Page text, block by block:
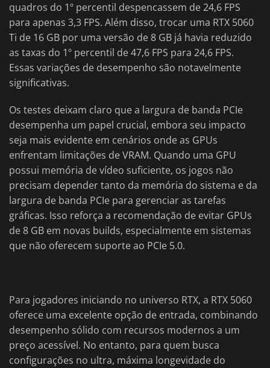
quadros do 1º percentil despencassem de 24,6 FPS
para apenas 3,3 FPS. Além disso, trocar uma RTX 5060
Ti de 16 GB por uma versão de 8 GB já havia reduzido
as taxas do 1º percentil de 47,6 FPS para 24,6 FPS.
Essas variações de desempenho são notavelmente
significativas.
Os testes deixam claro que a largura de banda PCIe
desempenha um papel crucial, embora seu impacto
seja mais evidente em cenários onde as GPUs
enfrentam limitações de VRAM. Quando uma GPU
possui memória de vídeo suficiente, os jogos não
precisam depender tanto da memória do sistema e da
largura de banda PCIe para gerenciar as tarefas
gráficas. Isso reforça a recomendação de evitar GPUs
de 8 GB em novas builds, especialmente em sistemas
que não oferecem suporte ao PCIe 5.0.
Para jogadores iniciando no universo RTX, a RTX 5060
oferece uma excelente opção de entrada, combinando
desempenho sólido com recursos modernos a um
preço acessível. No entanto, para quem busca
configurações no ultra, máxima longevidade do